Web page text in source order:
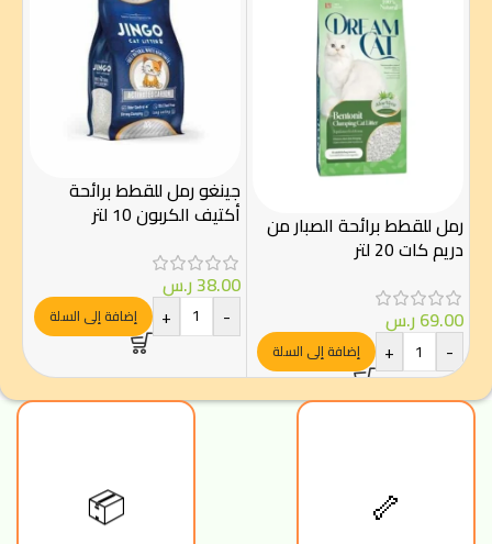
رمل للقطط برائحة الصبار من
دريم كات 20 لتر
69.00ر.س
-
+ إضافة إلى السلة
جينغو رمل للقطط برائحة
أكتيف الكربون 10 لتر
38.00ر.س
-
+ إضافة إلى السلة
🦴
📦